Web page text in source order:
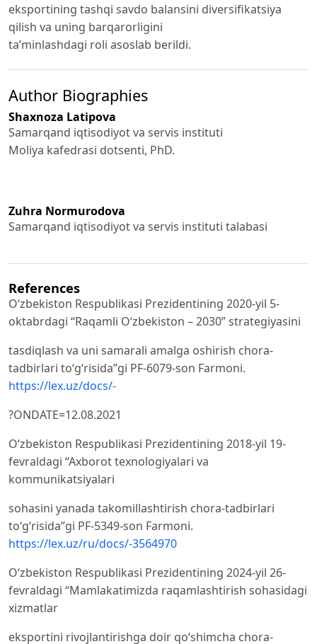
eksportining tashqi savdo balansini diversifikatsiya
qilish va uning barqarorligini
ta’minlashdagi roli asoslab berildi.
Author Biographies
Shaxnoza Latipova
Samarqand iqtisodiyot va servis instituti
Moliya kafedrasi dotsenti, PhD.
Zuhra Normurodova
Samarqand iqtisodiyot va servis instituti talabasi
References
Oʻzbekiston Respublikasi Prezidentining 2020-yil 5-
oktabrdagi “Raqamli Oʻzbekiston – 2030” strategiyasini
tasdiqlash va uni samarali amalga oshirish chora-
tadbirlari toʻgʻrisida”gi PF-6079-son Farmoni.
https://lex.uz/docs/-
?ONDATE=12.08.2021
Oʻzbekiston Respublikasi Prezidentining 2018-yil 19-
fevraldagi “Axborot texnologiyalari va
kommunikatsiyalari
sohasini yanada takomillashtirish chora-tadbirlari
toʻgʻrisida”gi PF-5349-son Farmoni.
https://lex.uz/ru/docs/-3564970
Oʻzbekiston Respublikasi Prezidentining 2024-yil 26-
fevraldagi “Mamlakatimizda raqamlashtirish sohasidagi
xizmatlar
eksportini rivojlantirishga doir qoʻshimcha chora-